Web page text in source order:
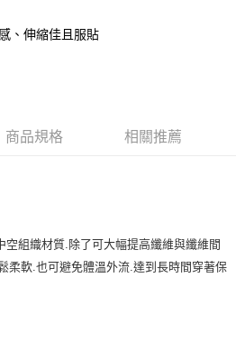
、伸縮佳且服貼
商品規格 相關推薦
空組織材質 除了可大幅提高纖維與纖維間
柔軟 也可避免體溫外流 達到長時間穿著保